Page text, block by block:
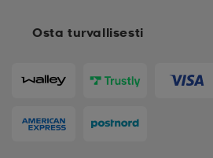
Osta turvallisesti